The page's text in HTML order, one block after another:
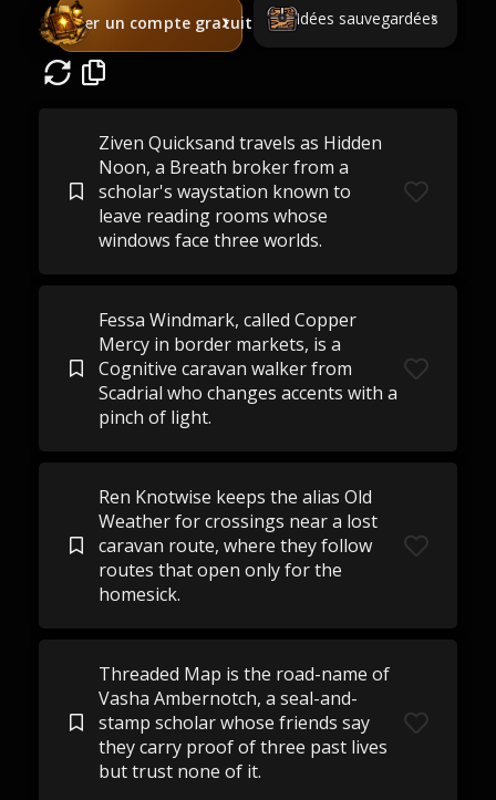
Créer un compte gratuit Idées sauvegardées
Ziven Quicksand travels as Hidden
Noon, a Breath broker from a
scholar's waystation known to
leave reading rooms whose
windows face three worlds.
Fessa Windmark, called Copper
Mercy in border markets, is a
Cognitive caravan walker from
Scadrial who changes accents with a
pinch of light.
Ren Knotwise keeps the alias Old
Weather for crossings near a lost
caravan route, where they follow
routes that open only for the
homesick.
Threaded Map is the road-name of
Vasha Ambernotch, a seal-and-
stamp scholar whose friends say
they carry proof of three past lives
but trust none of it.